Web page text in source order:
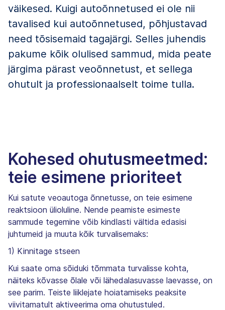
väikesed. Kuigi autoõnnetused ei ole nii
tavalised kui autoõnnetused, põhjustavad
need tõsisemaid tagajärgi. Selles juhendis
pakume kõik olulised sammud, mida peate
järgima pärast veoõnnetust, et sellega
ohutult ja professionaalselt toime tulla.
Kohesed ohutusmeetmed:
teie esimene prioriteet
Kui satute veoautoga õnnetusse, on teie esimene
reaktsioon ülioluline. Nende peamiste esimeste
sammude tegemine võib kindlasti vältida edasisi
juhtumeid ja muuta kõik turvalisemaks:
1) Kinnitage stseen
Kui saate oma sõiduki tõmmata turvalisse kohta,
näiteks kõvasse õlale või lähedalasuvasse laevasse, on
see parim. Teiste liiklejate hoiatamiseks peaksite
viivitamatult aktiveerima oma ohutustuled.